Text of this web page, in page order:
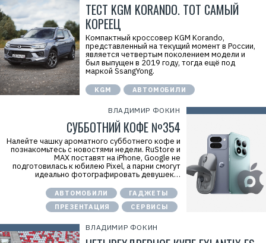
ТЕСТ KGM KORANDO. ТОТ САМЫЙ
КОРЕЕЦ
Компактный кроссовер KGM Korando,
представленный на текущий момент в России,
является четвертым поколением модели и
был выпущен в 2019 году, тогда ещё под
маркой SsangYong.
KGM АВТОМОБИЛИ
ВЛАДИМИР ФОКИН
СУББОТНИЙ КОФЕ №354
Налейте чашку ароматного субботнего кофе и
познакомьтесь с новостями недели. RuStore и
МАХ поставят на iPhone, Google не
подготовилась к юбилею Pixel, а парни смогут
идеально фотографировать девушек…
АВТОМОБИЛИ
ГАДЖЕТЫ
ПРЕЗЕНТАЦИЯ
СЕРВИСЫ
ВЛАДИМИР ФОКИН